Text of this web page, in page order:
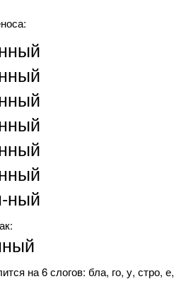
ный
на 6 слогов: бла, го, у, стро,